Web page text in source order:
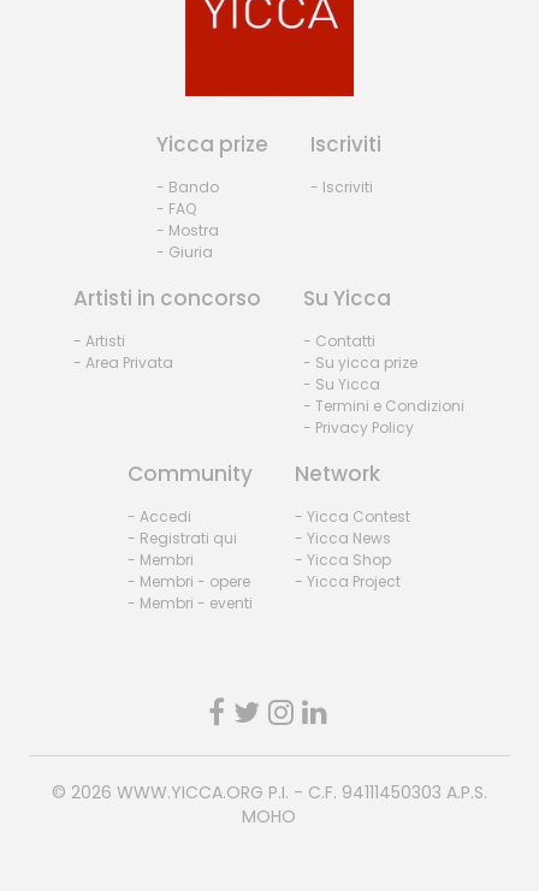
Yicca prize
- Bando
- FAQ
- Mostra
- Giuria
Iscriviti
- Iscriviti
Artisti in concorso
- Artisti
- Area Privata
Su Yicca
- Contatti
- Su yicca prize
- Su Yicca
- Termini e Condizioni
- Privacy Policy
Community
- Accedi
- Registrati qui
- Membri
- Membri - opere
- Membri - eventi
Network
- Yicca Contest
- Yicca News
- Yicca Shop
- Yicca Project
© 2026 WWW.YICCA.ORG P.I. - C.F. 94111450303 A.P.S.
MOHO